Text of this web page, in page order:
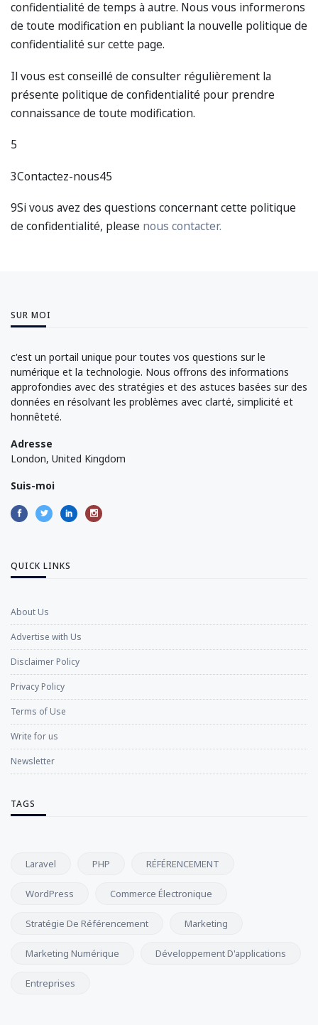
confidentialité de temps à autre. Nous vous informerons
de toute modification en publiant la nouvelle politique de
confidentialité sur cette page.
Il vous est conseillé de consulter régulièrement la
présente politique de confidentialité pour prendre
connaissance de toute modification.
5
3Contactez-nous45
9Si vous avez des questions concernant cette politique
de confidentialité, please nous contacter.
SUR MOI
c'est un portail unique pour toutes vos questions sur le
numérique et la technologie. Nous offrons des informations
approfondies avec des stratégies et des astuces basées sur des
données en résolvant les problèmes avec clarté, simplicité et
honnêteté.
Adresse
London, United Kingdom
Suis-moi
QUICK LINKS
About Us
Advertise with Us
Disclaimer Policy
Privacy Policy
Terms of Use
Write for us
Newsletter
TAGS
Laravel PHP RÉFÉRENCEMENT
WordPress Commerce Électronique
Stratégie De Référencement Marketing
Marketing Numérique Développement D'applications
Entreprises